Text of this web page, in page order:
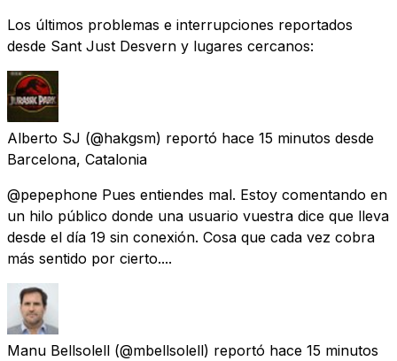
Los últimos problemas e interrupciones reportados
desde Sant Just Desvern y lugares cercanos:
Alberto SJ (@hakgsm) reportó hace 15 minutos desde
Barcelona, Catalonia
@pepephone Pues entiendes mal. Estoy comentando en
un hilo público donde una usuario vuestra dice que lleva
desde el día 19 sin conexión. Cosa que cada vez cobra
más sentido por cierto....
Manu Bellsolell (@mbellsolell) reportó hace 15 minutos